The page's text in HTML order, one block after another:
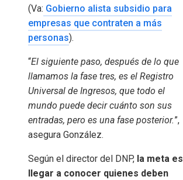
(Va: Gobierno alista subsidio para
empresas que contraten a más
personas).
“El siguiente paso, después de lo que
llamamos la fase tres, es el Registro
Universal de Ingresos, que todo el
mundo puede decir cuánto son sus
entradas, pero es una fase posterior.”,
asegura González.
Según el director del DNP, la meta es
llegar a conocer quienes deben